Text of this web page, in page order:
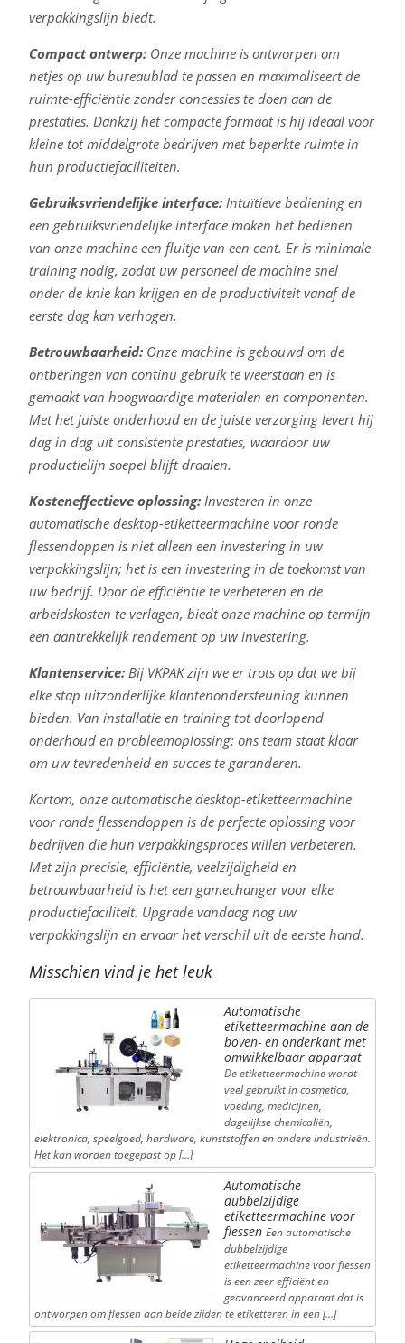
verpakkingslijn biedt.
Compact ontwerp:Onze machine is ontworpen om
netjes op uw bureaublad te passen en maximaliseert de
ruimte-efficiëntie zonder concessies te doen aan de
prestaties. Dankzij het compacte formaat is hij ideaal voor
kleine tot middelgrote bedrijven met beperkte ruimte in
hun productiefaciliteiten.
Gebruiksvriendelijke interface:Intuïtieve bediening en
een gebruiksvriendelijke interface maken het bedienen
van onze machine een fluitje van een cent. Er is minimale
training nodig, zodat uw personeel de machine snel
onder de knie kan krijgen en de productiviteit vanaf de
eerste dag kan verhogen.
Betrouwbaarheid:Onze machine is gebouwd om de
ontberingen van continu gebruik te weerstaan en is
gemaakt van hoogwaardige materialen en componenten.
Met het juiste onderhoud en de juiste verzorging levert hij
dag in dag uit consistente prestaties, waardoor uw
productielijn soepel blijft draaien.
Kosteneffectieve oplossing:Investeren in onze
automatische desktop-etiketteermachine voor ronde
flessendoppen is niet alleen een investering in uw
verpakkingslijn; het is een investering in de toekomst van
uw bedrijf. Door de efficiëntie te verbeteren en de
arbeidskosten te verlagen, biedt onze machine op termijn
een aantrekkelijk rendement op uw investering.
Klantenservice:Bij VKPAK zijn we er trots op dat we bij
elke stap uitzonderlijke klantenondersteuning kunnen
bieden. Van installatie en training tot doorlopend
onderhoud en probleemoplossing: ons team staat klaar
om uw tevredenheid en succes te garanderen.
Kortom, onze automatische desktop-etiketteermachine
voor ronde flessendoppen is de perfecte oplossing voor
bedrijven die hun verpakkingsproces willen verbeteren.
Met zijn precisie, efficiëntie, veelzijdigheid en
betrouwbaarheid is het een gamechanger voor elke
productiefaciliteit. Upgrade vandaag nog uw
verpakkingslijn en ervaar het verschil uit de eerste hand.
Misschien vind je het leuk
Automatische
etiketteermachine aan de
boven- en onderkant met
omwikkelbaar apparaat
De etiketteermachine wordt
veel gebruikt in cosmetica,
voeding, medicijnen,
dagelijkse chemicaliën,
elektronica, speelgoed, hardware, kunststoffen en andere industrieën.
Het kan worden toegepast op […]
Automatische
dubbelzijdige
etiketteermachine voor
flessen Een automatische
dubbelzijdige
etiketteermachine voor flessen
is een zeer efficiënt en
geavanceerd apparaat dat is
ontworpen om flessen aan beide zijden te etiketteren in een […]